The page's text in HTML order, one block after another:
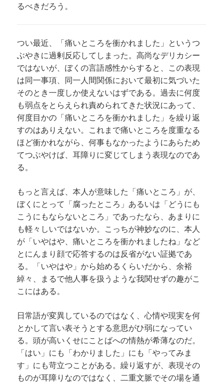
るべきだろう。
つい最近、「痛いところを衝かれました」というつ
ぶやきに過剰反応してしまった。高尚なデリカシー
ではないが、ぼくの言語感性からすると、この表現
は同一事項、同一人間関係において最初に気づいた
そのとき一度しか使えないはずである。過去に何度
も弱点をとらえられ責められてきた状況にあって、
何度目かの「痛いところを衝かれました」を繰り返
すのはありえない。これまで痛いところを度重なる
ほど衝かれながら、何事もなかったようにあらため
てつぶやけば、耳障りに変じてしまう表現なのであ
る。
もっと言えば、本人が意味した「痛いところ」が、
ぼくにとって「腐ったところ」あるいは「どうにも
こうにもならないところ」であったなら、あまりに
も軽々しいではないか。こっちが神妙なのに、本人
が「いやはや、痛いところを衝かれましたね」など
とにんまり顔で応答するのは反省がない証拠であ
る。「いやはや」から始めるくらいだから、余裕
綽々、まるで他人事を扱うような我関せずの趣がこ
こにはある。
日常語が変異しているのではなく、心情や現実を何
とかして言い表そうとする意思がひ弱になってい
る。頭が高いくせにことばへの情熱が希薄なのだ。
「はい」にも「わかりました」にも「やってみま
す」にも苛立つことがある。繰り返すが、表現その
ものが耳障りなのではなく、二重文脈でその場を通